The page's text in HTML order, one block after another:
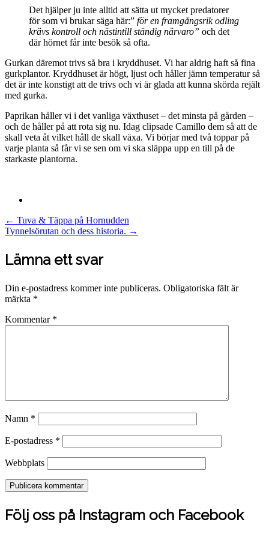
Det hjälper ju inte alltid att sätta ut mycket predatorer
för som vi brukar säga här:” för en framgångsrik odling
krävs kontroll och nästintill ständig närvaro” och det
där hörnet får inte besök så ofta.
Gurkan däremot trivs så bra i kryddhuset. Vi har aldrig haft så fina
gurkplantor. Kryddhuset är högt, ljust och håller jämn temperatur så
det är inte konstigt att de trivs och vi är glada att kunna skörda rejält
med gurka.
Paprikan håller vi i det vanliga växthuset – det minsta på gården –
och de håller på att rota sig nu. Idag clipsade Camillo dem så att de
skall veta åt vilket håll de skall växa. Vi börjar med två toppar på
varje planta så får vi se sen om vi ska släppa upp en till på de
starkaste plantorna.
Post
navigation
← Tuva & Täppa på Hornudden
Tynnelsörutan och dess historia. →
Lämna ett svar
Din e-postadress kommer inte publiceras. Obligatoriska fält är
märkta *
Kommentar *
Namn *
E-postadress *
Webbplats
Följ oss på Instagram och Facebook